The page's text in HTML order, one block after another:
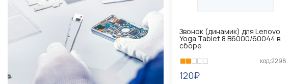
Звонок (динамик) для Lenovo
Yoga Tablet 8 B6000/60044 в
сборе
код:2298
120₽